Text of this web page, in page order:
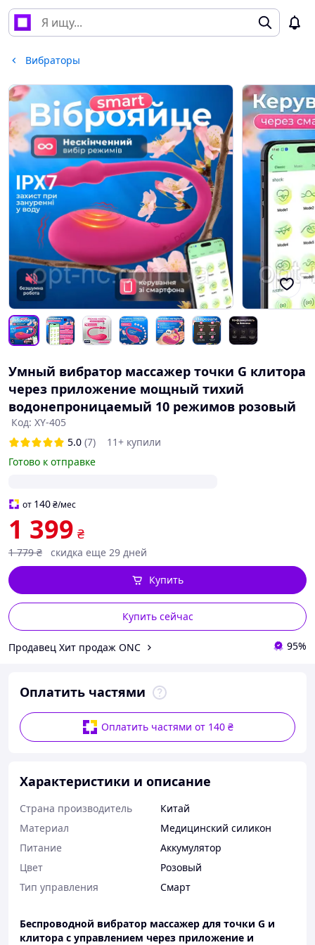
Вибраторы
Умный вибратор массажер точки G клитора
через приложение мощный тихий
водонепроницаемый 10 режимов розовый
Код: XY-405
5.0 (7)
11+ купили
Готово к отправке
от 140₴/мес
1 399 ₴
1 779 ₴ скидка еще 29 дней
Купить сейчас
Купить
Продавец Хит продаж ONC 95%
Оплатить частями
Оплатить частями от 140 ₴
Характеристики и описание
Страна производитель
Китай
Материал
Медицинский силикон
Питание
Аккумулятор
Цвет
Розовый
Тип управления
Смарт
Беспроводной вибратор массажер для точки G и
клитора с управлением через приложение и